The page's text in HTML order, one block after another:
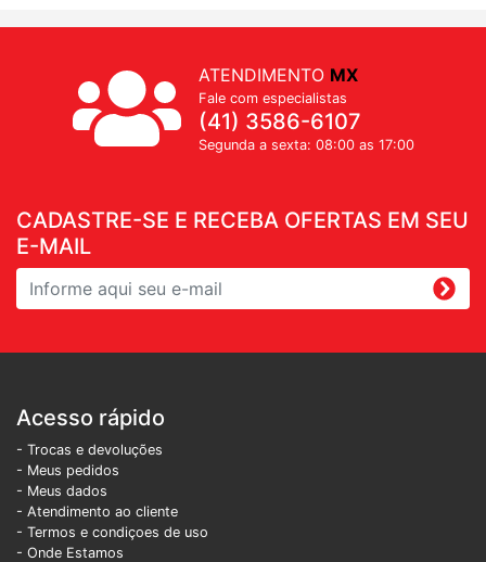
CADASTRE-SE E RECEBA OFERTAS EM SEU
E-MAIL
ATENDIMENTO MX
Fale com especialistas
(41) 3586-6107
Segunda a sexta: 08:00 as 17:00
Acesso rápido
- Trocas e devoluções
- Meus pedidos
- Meus dados
- Atendimento ao cliente
- Termos e condiçoes de uso
- Onde Estamos